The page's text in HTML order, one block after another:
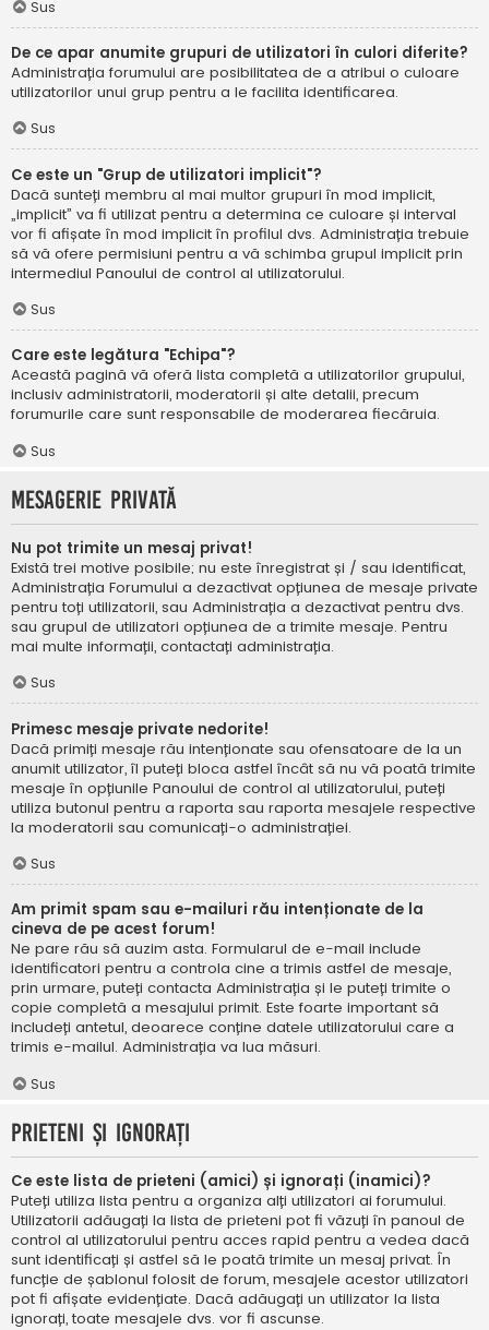
Sus
De ce apar anumite grupuri de utilizatori în culori diferite?
Administrația forumului are posibilitatea de a atribui o culoare
utilizatorilor unui grup pentru a le facilita identificarea.
Sus
Ce este un "Grup de utilizatori implicit"?
Dacă sunteți membru al mai multor grupuri în mod implicit,
„implicit” va fi utilizat pentru a determina ce culoare și interval
vor fi afișate în mod implicit în profilul dvs. Administrația trebuie
să vă ofere permisiuni pentru a vă schimba grupul implicit prin
intermediul Panoului de control al utilizatorului.
Sus
Care este legătura "Echipa"?
Această pagină vă oferă lista completă a utilizatorilor grupului,
inclusiv administratorii, moderatorii și alte detalii, precum
forumurile care sunt responsabile de moderarea fiecăruia.
Sus
Mesagerie privată
Nu pot trimite un mesaj privat!
Există trei motive posibile; nu este înregistrat și / sau identificat,
Administrația Forumului a dezactivat opțiunea de mesaje private
pentru toți utilizatorii, sau Administrația a dezactivat pentru dvs.
sau grupul de utilizatori opțiunea de a trimite mesaje. Pentru
mai multe informații, contactați administrația.
Sus
Primesc mesaje private nedorite!
Dacă primiți mesaje rău intenționate sau ofensatoare de la un
anumit utilizator, îl puteți bloca astfel încât să nu vă poată trimite
mesaje în opțiunile Panoului de control al utilizatorului, puteți
utiliza butonul pentru a raporta sau raporta mesajele respective
la moderatorii sau comunicați-o administrației.
Sus
Am primit spam sau e-mailuri rău intenționate de la
cineva de pe acest forum!
Ne pare rău să auzim asta. Formularul de e-mail include
identificatori pentru a controla cine a trimis astfel de mesaje,
prin urmare, puteți contacta Administrația și le puteți trimite o
copie completă a mesajului primit. Este foarte important să
includeți antetul, deoarece conține datele utilizatorului care a
trimis e-mailul. Administrația va lua măsuri.
Sus
Prieteni și ignorați
Ce este lista de prieteni (amici) și ignorați (inamici)?
Puteți utiliza lista pentru a organiza alți utilizatori ai forumului.
Utilizatorii adăugați la lista de prieteni pot fi văzuți în panoul de
control al utilizatorului pentru acces rapid pentru a vedea dacă
sunt identificați și astfel să le poată trimite un mesaj privat. În
funcție de șablonul folosit de forum, mesajele acestor utilizatori
pot fi afișate evidențiate. Dacă adăugați un utilizator la lista
ignorați, toate mesajele dvs. vor fi ascunse.